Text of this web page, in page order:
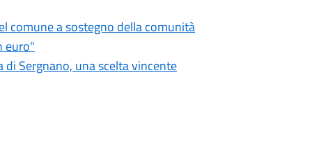
comune a sostegno della comunità
euro"
di Sergnano, una scelta vincente